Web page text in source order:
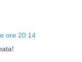
ore 20:14